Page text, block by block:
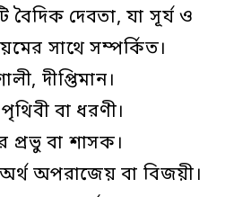
বৈদিক দেবতা, যা সূর্য ও
সাথে সম্পর্কিত।
দীপ্তিমান।
বা ধরণী।
প্রভু বা শাসক।
অপরাজেয় বা বিজয়ী।